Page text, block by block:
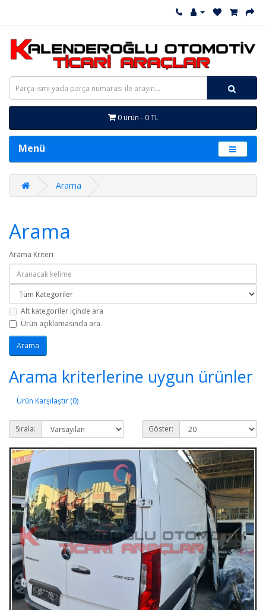
0 ürün - 0 TL
Menü
Arama
Arama
Arama Kriteri
Alt kategoriler içinde ara
Ürün açıklamasında ara.
Arama kriterlerine uygun ürünler
Ürün Karşılaştır (0)
Sırala: Göster: